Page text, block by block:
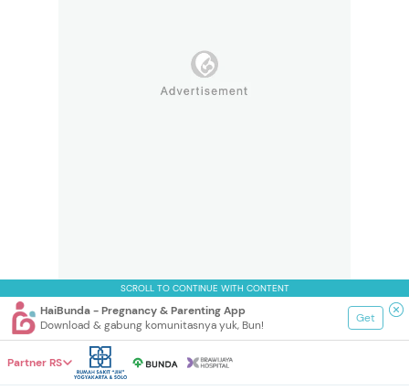
SCROLL TO CONTINUE WITH CONTENT
HaiBunda - Pregnancy & Parenting App
Download & gabung komunitasnya yuk, Bun!
Get
Partner RS